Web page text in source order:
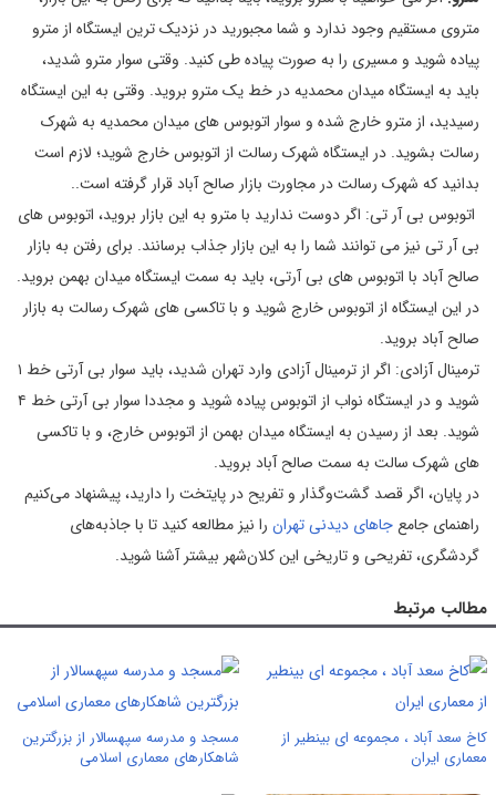
متروی مستقیم وجود ندارد و شما مجبورید در نزدیک ترین ایستگاه از مترو
پیاده شوید و مسیری را به صورت پیاده طی کنید. وقتی سوار مترو شدید،
باید به ایستگاه میدان محمدیه در خط یک مترو بروید. وقتی به این ایستگاه
رسیدید، از مترو خارج شده و سوار اتوبوس های میدان محمدیه به شهرک
رسالت بشوید. در ایستگاه شهرک رسالت از اتوبوس خارج شوید؛ لازم است
بدانید که شهرک رسالت در مجاورت بازار صالح آباد قرار گرفته است..
اتوبوس بی آر تی: اگر دوست ندارید با مترو به این بازار بروید، اتوبوس های
بی آر تی نیز می توانند شما را به این بازار جذاب برسانند. برای رفتن به بازار
صالح آباد با اتوبوس های بی آرتی، باید به سمت ایستگاه میدان بهمن بروید.
در این ایستگاه از اتوبوس خارج شوید و با تاکسی های شهرک رسالت به بازار
صالح آباد بروید.
ترمینال آزادی: اگر از ترمینال آزادی وارد تهران شدید، باید سوار بی آرتی خط ۱
شوید و در ایستگاه نواب از اتوبوس پیاده شوید و مجددا سوار بی آرتی خط ۴
شوید. بعد از رسیدن به ایستگاه میدان بهمن از اتوبوس خارج، و با تاکسی
های شهرک سالت به سمت صالح آباد بروید.
در پایان، اگر قصد گشت‌وگذار و تفریح در پایتخت را دارید، پیشنهاد می‌کنیم
راهنمای جامعجاهای دیدنی تهران را نیز مطالعه کنید تا با جاذبه‌های
گردشگری، تفریحی و تاریخی این کلان‌شهر بیشتر آشنا شوید.
مطالب مرتبط
کاخ سعد آباد ، مجموعه ای بینطیر از
معماری ایران
مسجد و مدرسه سپهسالار از بزرگترین
شاهکارهای معماری اسلامی